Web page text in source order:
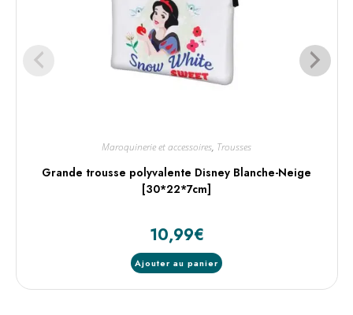
Maroquinerie et accessoires, Trousses
Grande trousse polyvalente Disney Blanche-Neige
[30*22*7cm]
10,99€
Ajouter au panier